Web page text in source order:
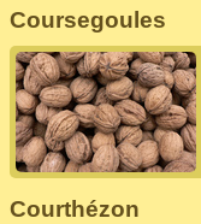
Coursegoules
Courthézon